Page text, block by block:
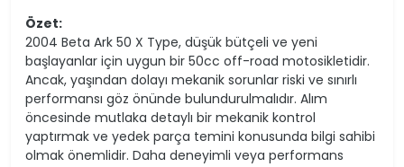
Özet:
2004 Beta Ark 50 X Type, düşük bütçeli ve yeni
başlayanlar için uygun bir 50cc off-road motosikletidir.
Ancak, yaşından dolayı mekanik sorunlar riski ve sınırlı
performansı göz önünde bulundurulmalıdır. Alım
öncesinde mutlaka detaylı bir mekanik kontrol
yaptırmak ve yedek parça temini konusunda bilgi sahibi
olmak önemlidir. Daha deneyimli veya performans